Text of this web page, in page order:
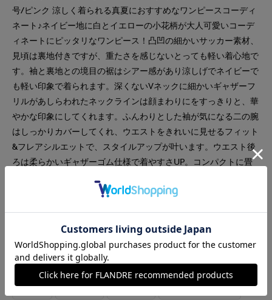
号/ピンク 涼しく着られる真夏におすすめなワンピースコーディ
ネート♪ネイビー地に白とイエローの小花柄が大人可愛いコーデ
ィネートにピッタリなワンピース！凸凹の細かいサッカー素材、
見頃は裏地付きですが、重たさを感じないとっても軽い着心地で
す。袖と裏地との境目の裾はシアー感があり涼しげでネイビーで
も軽い印象で着られます。深くないVネックに細かいギャザーフ
リルがあしらわれたネックラインは顔まわりにをすっきりと、華
やかな印象にしてくれます。ふんわりとした袖が気になる二の腕
はしっかりカバーしてくれ、ウエストをきれいに見せるフィット
&フレアシルエットで、スタイルアップが叶います。ウエスト後
ろは柔らかいギャザーゴム仕様で着やすさUP。コンパクトに畳
ントがたくさんあるワンピースです。羽織りはワンピース、スカ
着です。どちらもいつものサイズで大丈夫です。